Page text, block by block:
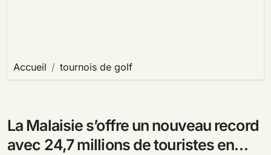
Accueil tournois de golf
La Malaisie s’offre un nouveau record
avec 24,7 millions de touristes en